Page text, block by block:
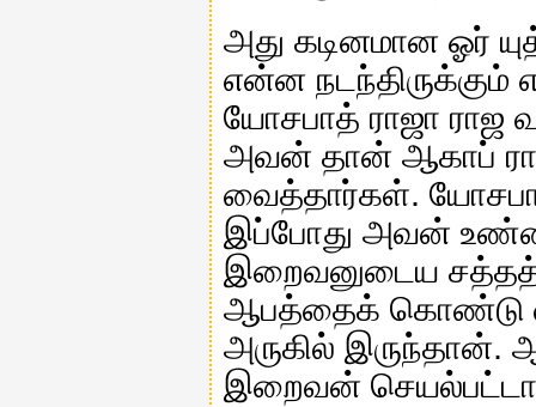
அது கடினமான ஓர்
என்ன நடந்திருக்கும்
யோசபாத் ராஜா ராஜ
அவன் தான் ஆகாப்
வைத்தார்கள்.
இப்போது அவன்
இறைவனுடைய
ஆபத்தைக் கொண்டு
அருகில் இருந்தான்.
இறைவன்